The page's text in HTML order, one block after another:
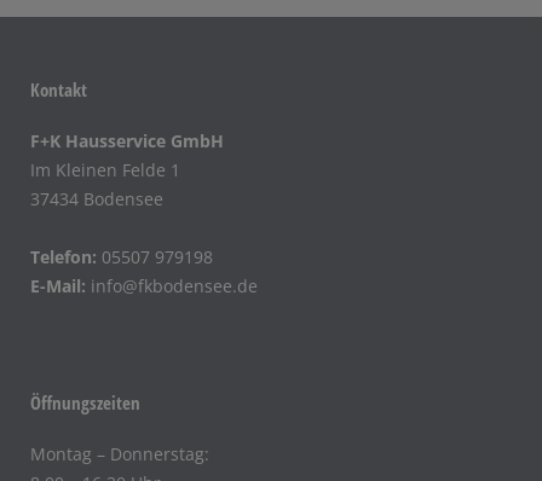
Kontakt
F+K Hausservice GmbH
Im Kleinen Felde 1
37434 Bodensee
Telefon: 05507 979198
E-Mail: info@fkbodensee.de
Öffnungszeiten
Montag – Donnerstag: